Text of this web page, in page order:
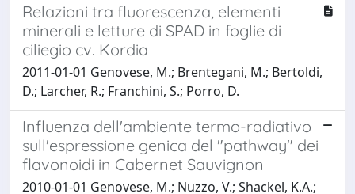
Relazioni tra fluorescenza, elementi
minerali e letture di SPAD in foglie di
ciliegio cv. Kordia
2011-01-01 Genovese, M.; Brentegani, M.; Bertoldi,
D.; Larcher, R.; Franchini, S.; Porro, D.
Influenza dell'ambiente termo-radiativo
sull'espressione genica del "pathway" dei
flavonoidi in Cabernet Sauvignon
2010-01-01 Genovese, M.; Nuzzo, V.; Shackel, K.A.;